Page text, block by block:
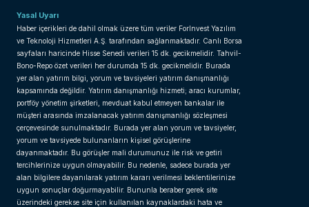
Yasal Uyarı
Haber içerikleri de dahil olmak üzere tüm veriler ForInvest Yazılım
ve Teknoloji Hizmetleri A.Ş. tarafından sağlanmaktadır. Canlı Borsa
sayfaları haricinde Hisse Senedi verileri 15 dk. gecikmelidir. Tahvil-
Bono-Repo özet verileri her durumda 15 dk. gecikmelidir. Burada
yer alan yatırım bilgi, yorum ve tavsiyeleri yatırım danışmanlığı
kapsamında değildir. Yatırım danışmanlığı hizmeti; aracı kurumlar,
portföy yönetim şirketleri, mevduat kabul etmeyen bankalar ile
müşteri arasında imzalanacak yatırım danışmanlığı sözleşmesi
çerçevesinde sunulmaktadır. Burada yer alan yorum ve tavsiyeler,
yorum ve tavsiyede bulunanların kişisel görüşlerine
dayanmaktadır. Bu görüşler mali durumunuz ile risk ve getiri
tercihlerinize uygun olmayabilir. Bu nedenle, sadece burada yer
alan bilgilere dayanılarak yatırım kararı verilmesi beklentilerinize
uygun sonuçlar doğurmayabilir. Bununla beraber gerek site
üzerindeki gerekse site için kullanılan kaynaklardaki hata ve